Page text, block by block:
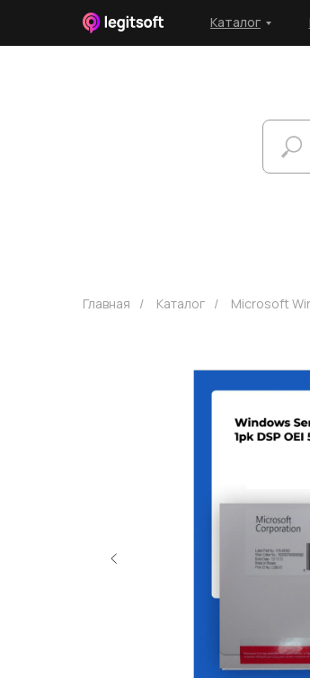
Каталог
Главная / Каталог / Microsoft